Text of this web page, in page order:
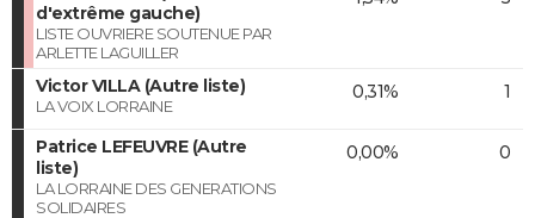
d'extrême gauche)
LISTE OUVRIERE SOUTENUE PAR
ARLETTE LAGUILLER
Victor VILLA (Autre liste)
LA VOIX LORRAINE
0,31% 1
Patrice LEFEUVRE (Autre
liste)
LA LORRAINE DES GENERATIONS
SOLIDAIRES
0,00% 0